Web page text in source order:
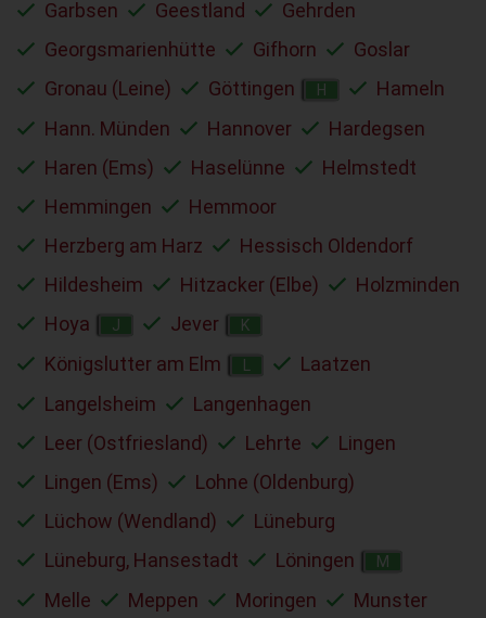
Garbsen Geestland
Gehrden
Georgsmarienhütte
Gifhorn
Goslar
Gronau (Leine)
Göttingen H
Hameln
Hann. Münden
Hannover
Hardegsen
Haren (Ems)
Haselünne
Helmstedt
Hemmingen
Hemmoor
Herzberg am Harz
Hessisch Oldendorf
Hildesheim
Hitzacker (Elbe)
Holzminden
Hoya
J Jever K
Königslutter am Elm
Laatzen
Langelsheim
Langenhagen
Leer (Ostfriesland)
Lehrte
Lingen
Lingen (Ems)
Lohne (Oldenburg)
Lüchow (Wendland)
Lüneburg
Lüneburg, Hansestadt
Löningen M
Melle Meppen Moringen Munster